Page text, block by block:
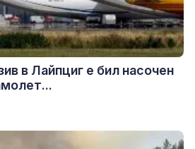
в Лайпциг е бил насочен